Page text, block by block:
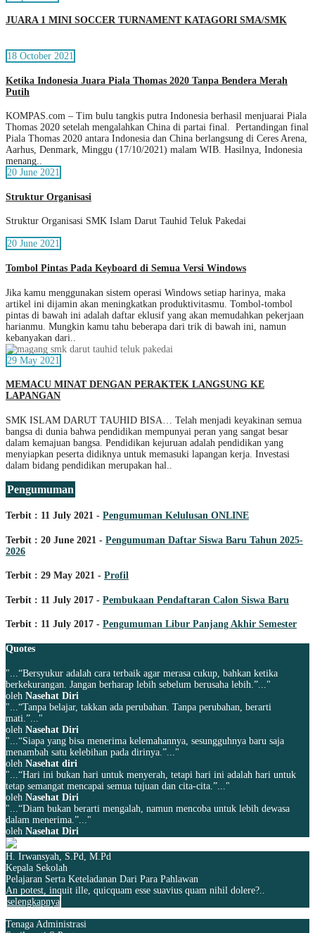
JUARA 1 MINI SOCCER TURNAMENT KATAGORI SMA/SMK
18 October 2021
Ketika Indonesia Juara Piala Thomas 2020 Tanpa Bendera Merah
Putih
KOMPAS.com – Tim bulu tangkis putra Indonesia berhasil menjuarai Piala
Thomas 2020 setelah mengalahkan China di partai final. Pertandingan final
Piala Thomas 2020 antara Indonesia dan China berlangsung di Ceres Arena,
Aarhus, Denmark, Minggu (17/10/2021) malam WIB. Hasilnya, Indonesia
menang..
20 June 2021
Struktur Organisasi
Struktur Organisasi SMK Islam Darut Tauhid Teluk Pakedai
20 June 2021
Tombol Pintas Pada Keyboard di Semua Versi Windows
Jika kamu menggunakan sistem operasi Windows setiap harinya, maka
artikel ini dijamin akan meningkatkan produktivitasmu. Tombol-tombol
pintas di bawah ini adalah daftar eklusif yang akan memudahkan pekerjaan
harianmu. Mungkin kamu tahu beberapa dari trik di bawah ini, namun
kebanyakan dari..
29 May 2021
MEMACU MINAT DENGAN PERAKTEK LANGSUNG KE
LAPANGAN
SMK ISLAM DARUT TAUHID BISA… Telah menjadi keyakinan semua
bangsa di dunia bahwa pendidikan mempunyai peran yang sangat besar
dalam kemajuan bangsa. Pendidikan kejuruan adalah pendidikan yang
menyiapkan peserta didiknya untuk memasuki lapangan kerja. Investasi
dalam bidang pendidikan merupakan hal..
Pengumuman
Terbit : 11 July 2021 - Pengumuman Kelulusan ONLINE
Terbit : 20 June 2021 - Pengumuman Daftar Siswa Baru Tahun 2025-
2026
Terbit : 29 May 2021 - Profil
Terbit : 11 July 2017 - Pembukaan Pendaftaran Calon Siswa Baru
Terbit : 11 July 2017 - Pengumuman Libur Panjang Akhir Semester
Quotes
"...“Bersyukur adalah cara terbaik agar merasa cukup, bahkan ketika
berkekurangan. Jangan berharap lebih sebelum berusaha lebih.”..."
oleh Nasehat Diri
"...“Tanpa belajar, takkan ada perubahan. Tanpa perubahan, berarti
mati.”..."
oleh Nasehat Diri
"...“Siapa yang bisa menerima kelemahannya, sesungguhnya baru saja
menambah satu kelebihan pada dirinya.”..."
oleh Nasehat diri
"...“Hari ini bukan hari untuk menyerah, tetapi hari ini adalah hari untuk
tetap semangat mencapai semua tujuan dan cita-cita.”..."
oleh Nasehat Diri
"...“Diam bukan berarti mengalah, namun mencoba untuk lebih dewasa
dalam menerima.”..."
oleh Nasehat Diri
H. Irwansyah, S.Pd, M.Pd
Kepala Sekolah
Pelajaran Serta Keteladanan Dari Para Pahlawan
An potest, inquit ille, quicquam esse suavius quam nihil dolere?..
selengkapnya
Tenaga Administrasi